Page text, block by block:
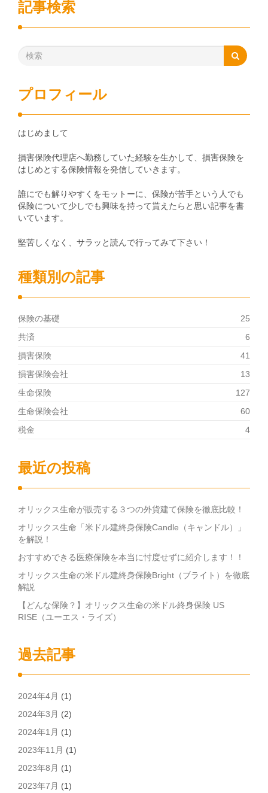
記事検索
プロフィール
はじめまして
損害保険代理店へ勤務していた経験を生かして、損害保険を
はじめとする保険情報を発信していきます。
誰にでも解りやすくをモットーに、保険が苦手という人でも
保険について少しでも興味を持って貰えたらと思い記事を書
いています。
堅苦しくなく、サラッと読んで行ってみて下さい！
種類別の記事
保険の基礎
25
共済
6
損害保険
41
損害保険会社
13
生命保険
127
生命保険会社
60
税金
4
最近の投稿
オリックス生命が販売する３つの外貨建て保険を徹底比較！
オリックス生命「米ドル建終身保険Candle（キャンドル）」
を解説！
おすすめできる医療保険を本当に忖度せずに紹介します！！
オリックス生命の米ドル建終身保険Bright（ブライト）を徹底
解説
【どんな保険？】オリックス生命の米ドル終身保険 US
RISE（ユーエス・ライズ）
過去記事
2024年4月 (1)
2024年3月 (2)
2024年1月 (1)
2023年11月 (1)
2023年8月 (1)
2023年7月 (1)